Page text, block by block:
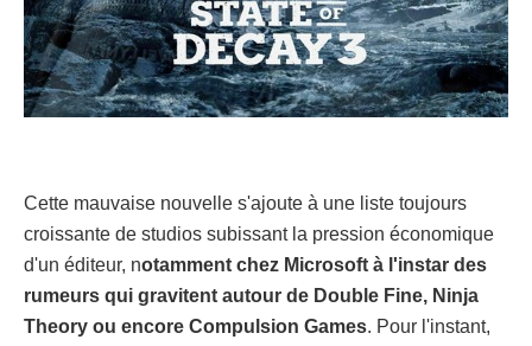
Cette mauvaise nouvelle s'ajoute à une liste toujours
croissante de studios subissant la pression économique
d'un éditeur, notamment chez Microsoft à l'instar des
rumeurs qui gravitent autour de Double Fine, Ninja
Theory ou encore Compulsion Games. Pour l'instant,